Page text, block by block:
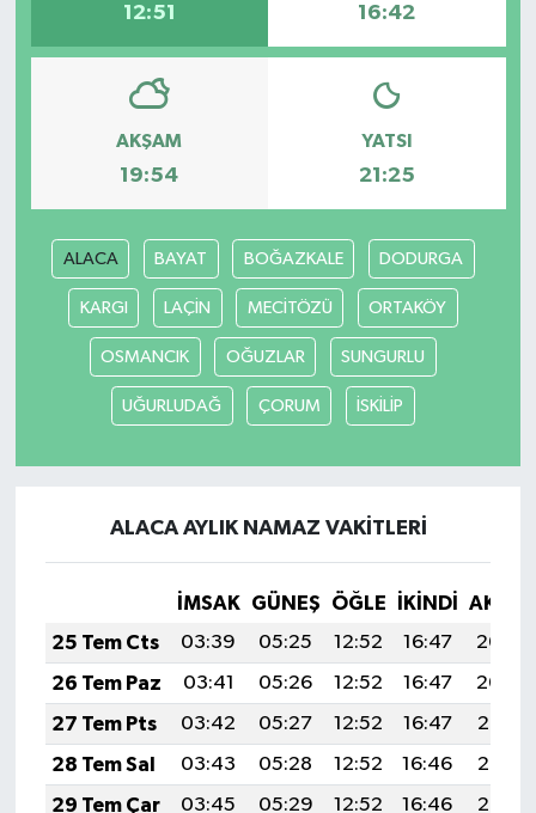
12:51 16:42
AKŞAM
19:54
YATSI
21:25
ALACA BAYAT BOĞAZKALE DODURGA
KARGI LAÇİN MECİTÖZÜ ORTAKÖY
OSMANCIK OĞUZLAR SUNGURLU
UĞURLUDAĞ ÇORUM İSKİLİP
ALACA AYLIK NAMAZ VAKITLERI
İMSAK GÜNEŞ ÖĞLE İKINDI
25 Tem Cts
03:39 05:25 12:52 16:47
20:09
26 Tem Paz
03:41 05:26 12:52 16:47
20:09
27 Tem Pts
03:42 05:27 12:52 16:47
20:08
28 Tem Sal
03:43 05:28 12:52 16:46
20:07
29 Tem Çar
03:45 05:29 12:52 16:46
20:06